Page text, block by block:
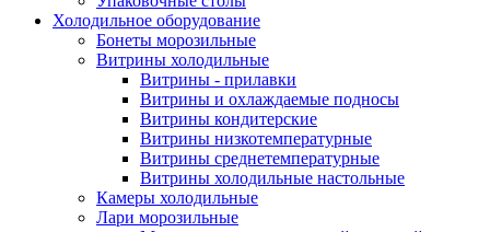
Холодильное оборудование
Бонеты морозильные
Витрины холодильные
Витрины - прилавки
Витрины и охлаждаемые подносы
Витрины кондитерские
Витрины низкотемпературные
Витрины среднетемпературные
Витрины холодильные настольные
Камеры холодильные
Лари морозильные